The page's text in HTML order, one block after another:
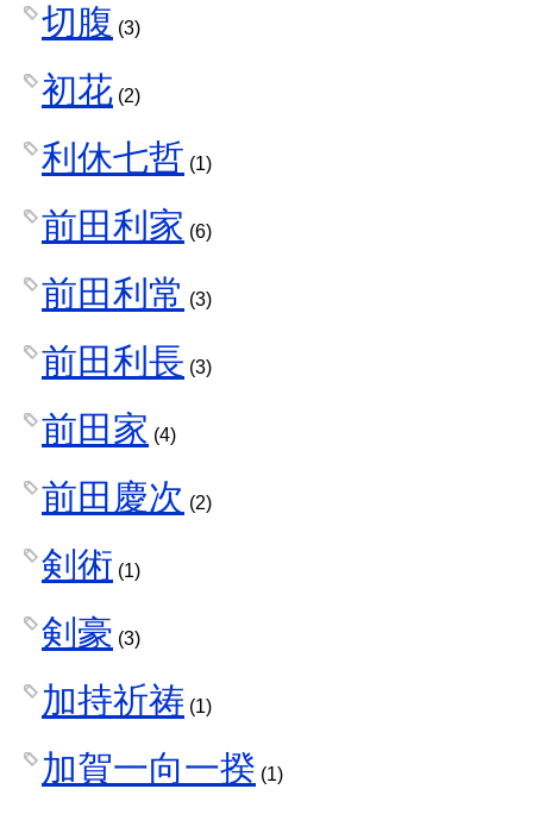
切腹 (3)
初花 (2)
利休七哲 (1)
前田利家 (6)
前田利常 (3)
前田利長 (3)
前田家 (4)
前田慶次 (2)
剣術 (1)
剣豪 (3)
加持祈祷 (1)
加賀一向一揆 (1)